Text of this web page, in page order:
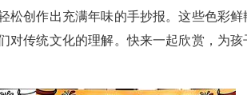
松创作出充满年味的手抄报。这些色彩
对传统文化的理解。快来一起欣赏，为